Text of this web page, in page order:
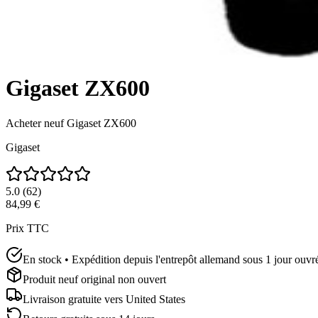
Gigaset ZX600
Acheter neuf Gigaset ZX600
Gigaset
5.0 (62)
84,99 €
Prix TTC
En stock • Expédition depuis l'entrepôt allemand sous 1 jour
Produit neuf original non ouvert
Livraison gratuite vers United States